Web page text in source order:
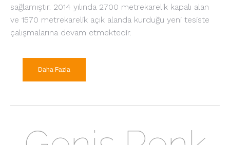
sağlamıştır. 2014 yılında 2700 metrekarelik kapalı alan
ve 1570 metrekarelik açık alanda kurduğu yeni tesiste
çalışmalarına devam etmektedir.
Daha Fazla